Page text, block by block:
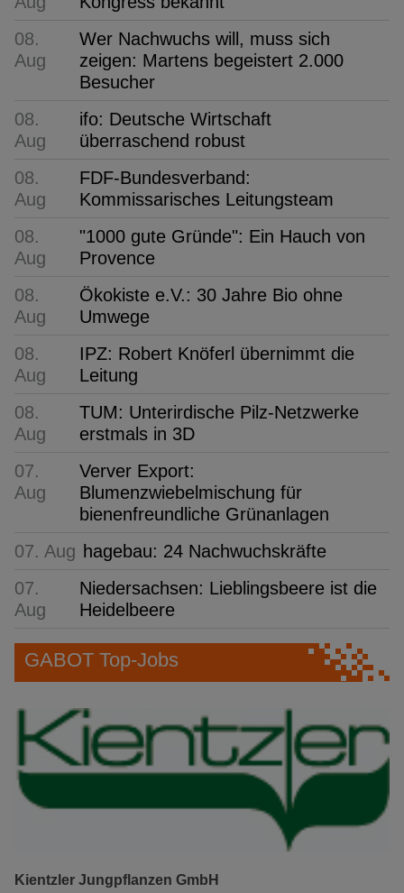
08.
Aug
Wer Nachwuchs will, muss sich
zeigen: Martens begeistert 2.000
Besucher
08.
Aug
ifo: Deutsche Wirtschaft
überraschend robust
08.
Aug
FDF-Bundesverband:
Kommissarisches Leitungsteam
08.
Aug
"1000 gute Gründe": Ein Hauch von
Provence
08.
Aug
Ökokiste e.V.: 30 Jahre Bio ohne
Umwege
08.
Aug
IPZ: Robert Knöferl übernimmt die
Leitung
08.
Aug
TUM: Unterirdische Pilz-Netzwerke
erstmals in 3D
07.
Aug
Verver Export:
Blumenzwiebelmischung für
bienenfreundliche Grünanlagen
07. Aug hagebau: 24 Nachwuchskräfte
07.
Aug
Niedersachsen: Lieblingsbeere ist die
Heidelbeere
GABOT Top-Jobs
Kientzler Jungpflanzen GmbH